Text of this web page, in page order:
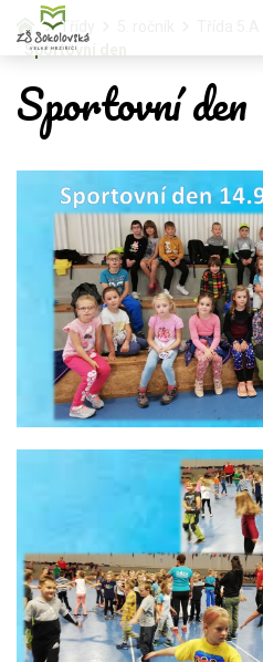
Třídy
Sportovní den
Sportovní den